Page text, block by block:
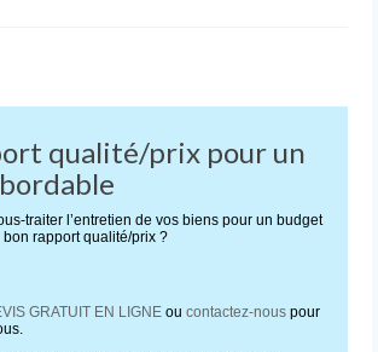
qualité/prix pour un
traiter l’entretien de vos biens pour un budget
rapport qualité/prix ?
GRATUIT EN LIGNE ou contactez-nous pour